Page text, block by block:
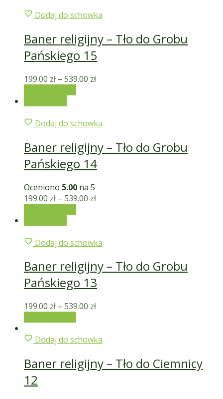
Dodaj do schowka
Baner religijny – Tło do Grobu
Pańskiego 15
199.00 zł – 539.00 zł
Dodaj do schowka
Baner religijny – Tło do Grobu
Pańskiego 14
Oceniono 5.00 na 5
199.00 zł – 539.00 zł
Dodaj do schowka
Baner religijny – Tło do Grobu
Pańskiego 13
199.00 zł – 539.00 zł
Dodaj do schowka
Baner religijny – Tło do Ciemnicy
12